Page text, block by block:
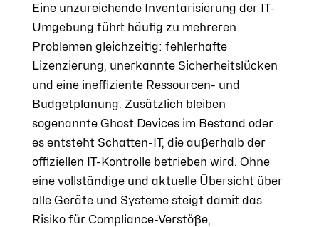
Eine unzureichende Inventarisierung der IT-
Umgebung führt häufig zu mehreren
Problemen gleichzeitig: fehlerhafte
Lizenzierung, unerkannte Sicherheitslücken
und eine ineffiziente Ressourcen- und
Budgetplanung. Zusätzlich bleiben
sogenannte Ghost Devices im Bestand oder
es entsteht Schatten-IT, die außerhalb der
offiziellen IT-Kontrolle betrieben wird. Ohne
eine vollständige und aktuelle Übersicht über
alle Geräte und Systeme steigt damit das
Risiko für Compliance-Verstöße,